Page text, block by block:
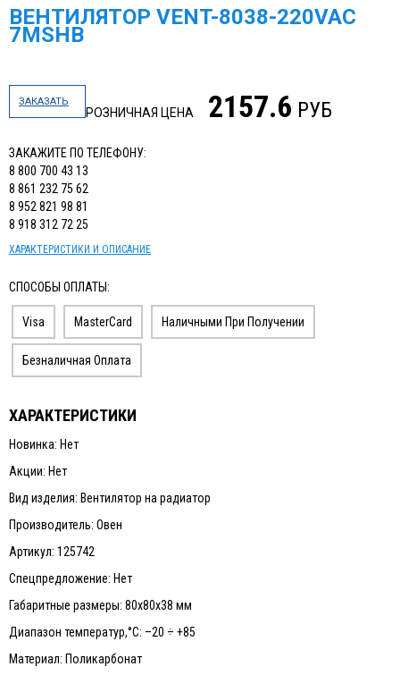
ВЕНТИЛЯТОР VENT-8038-220VAC
7MSHB
ЗАКАЗАТЬ
РОЗНИЧНАЯ ЦЕНА 2157.6 РУБ
ЗАКАЖИТЕ ПО ТЕЛЕФОНУ:
8 800 700 43 13
8 861 232 75 62
8 952 821 98 81
8 918 312 72 25
ХАРАКТЕРИСТИКИ И ОПИСАНИЕ
СПОСОБЫ ОПЛАТЫ:
Visa MasterCard Наличными При Получении
Безналичная Оплата
ХАРАКТЕРИСТИКИ
Новинка: Нет
Акции: Нет
Вид изделия: Вентилятор на радиатор
Производитель: Овен
Артикул: 125742
Спецпредложение: Нет
Габаритные размеры: 80х80х38 мм
Диапазон температур,°С: –20 ÷ +85
Материал: Поликарбонат